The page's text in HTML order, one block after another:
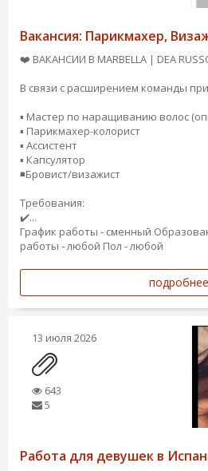
Вакансия: Парикмахер,
❤️ ВАКАНСИИ В MARBELLA | DEA
В связи с расширением команды
▪️ Мастер по наращиванию волос
▪️ Парикмахер-колорист
▪️ Ассистент
▪️ Капсулятор
◾️Бровист/визажист
Требования:
✔️...
График работы - сменный
работы - любой Пол - любой
подробнее
13 июля 2026
643
5
Работа для девушек в